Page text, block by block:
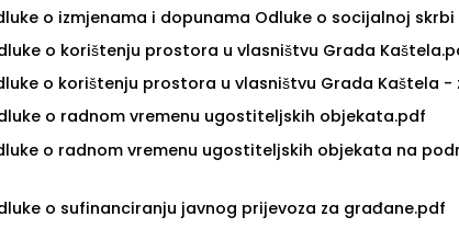
o izmjenama i dopunama Odluke o socijalnoj
o korištenju prostora u vlasništvu Grada
o korištenju prostora u vlasništvu Grada Kaštela -
o radnom vremenu ugostiteljskih objekata.pdf
o radnom vremenu ugostiteljskih objekata na
o sufinanciranju javnog prijevoza za građane.pdf